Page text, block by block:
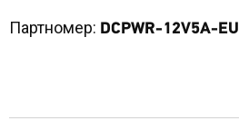
Партномер: DCPWR-12V5A-EU